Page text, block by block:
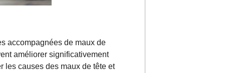
accompagnées de maux de
améliorer significativement
les causes des maux de tête et